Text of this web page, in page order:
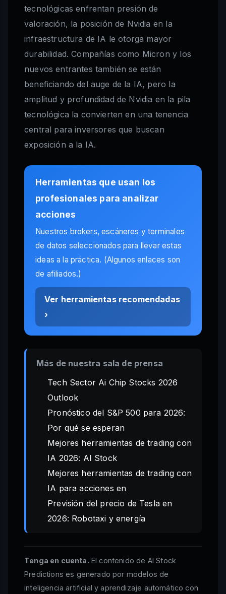
tecnológicas enfrentan presión de
valoración, la posición de Nvidia en la
infraestructura de IA le otorga mayor
durabilidad. Compañías como Micron y los
nuevos entrantes también se están
beneficiando del auge de la IA, pero la
amplitud y profundidad de Nvidia en la pila
tecnológica la convierten en una tenencia
central para inversores que buscan
exposición a la IA.
Herramientas que usan los
profesionales para analizar
acciones
Nuestros brokers, escáneres y terminales
de datos seleccionados para llevar estas
ideas a la práctica. (Algunos enlaces son
de afiliados.)
Ver herramientas recomendadas
›
Más de nuestra sala de prensa
Tech Sector Ai Chip Stocks 2026
Outlook
Pronóstico del S&P 500 para 2026:
Por qué se esperan
Mejores herramientas de trading con
IA 2026: AI Stock
Mejores herramientas de trading con
IA para acciones en
Previsión del precio de Tesla en
2026: Robotaxi y energía
Tenga en cuenta. El contenido de AI Stock
Predictions es generado por modelos de
inteligencia artificial y aprendizaje automático con